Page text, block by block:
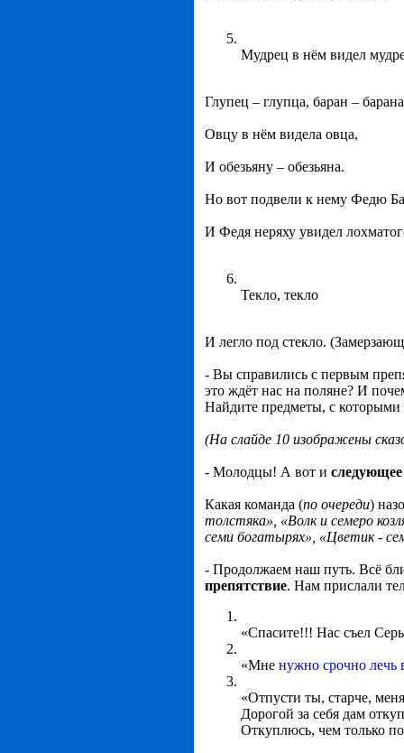
Мудрец в нём видел
Глупец – глупца, баран –
Овцу в нём видела овца,
И обезьяну – обезьяна.
Но вот подвели к нему Федю
И Федя неряху увидел
Текло, текло
И легло под стекло.
- Вы справились с первым
это ждёт нас на поляне? И
Найдите предметы, с которыми
(На слайде 10 изображены
- Молодцы! А вот и следующее
Какая команда (по очереди)
толстяка», «Волк и семеро
семи богатырях», «Цветик -
- Продолжаем наш путь. Всё
препятствие. Нам прислали
«Спасите!!! Нас съел
«Мне нужно срочно лечь
«Отпусти ты, старче,
Дорогой за себя дам
Откуплюсь, чем только